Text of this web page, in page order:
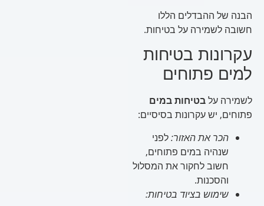
הבנה של ההבדלים הללו
חשובה לשמירה על בטיחות.
עקרונות בטיחות
למים פתוחים
לשמירה עלבטיחות במים
פתוחים, יש עקרונות בסיסיים:
הכר את האזור:לפני
שנהיה במים פתוחים,
חשוב לחקור את המסלול
והסכנות.
שימוש בציוד בטיחות: